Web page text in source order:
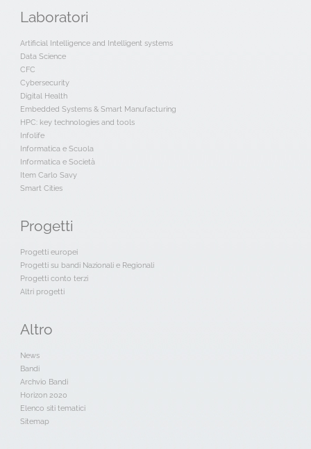
Laboratori
Artificial Intelligence and Intelligent systems
Data Science
CFC
Cybersecurity
Digital Health
Embedded Systems & Smart Manufacturing
HPC: key technologies and tools
Infolife
Informatica e Scuola
Informatica e Società
Item Carlo Savy
Smart Cities
Progetti
Progetti europei
Progetti su bandi Nazionali e Regionali
Progetti conto terzi
Altri progetti
Altro
News
Bandi
Archvio Bandi
Horizon 2020
Elenco siti tematici
Sitemap